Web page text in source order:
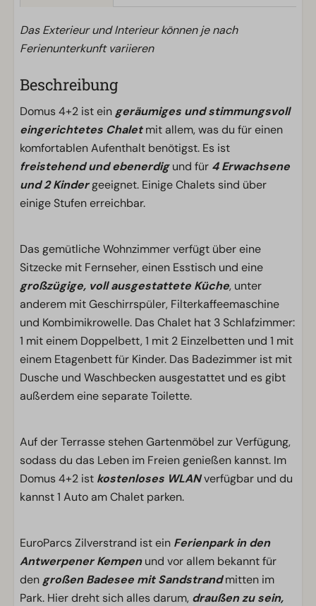
Das Exterieur und Interieur können je nach
Ferienunterkunft variieren
Beschreibung
Domus 4+2 ist ein geräumiges und stimmungsvoll
eingerichtetes Chaletmit allem, was du für einen
komfortablen Aufenthalt benötigst. Es ist
freistehend und ebenerdigund für 4 Erwachsene
und 2 Kindergeeignet. Einige Chalets sind über
einige Stufen erreichbar.
Das gemütliche Wohnzimmer verfügt über eine
Sitzecke mit Fernseher, einen Esstisch und eine
großzügige, voll ausgestattete Küche, unter
anderem mit Geschirrspüler, Filterkaffeemaschine
und Kombimikrowelle. Das Chalet hat 3 Schlafzimmer:
1 mit einem Doppelbett, 1 mit 2 Einzelbetten und 1 mit
einem Etagenbett für Kinder. Das Badezimmer ist mit
Dusche und Waschbecken ausgestattet und es gibt
außerdem eine separate Toilette.
Auf der Terrasse stehen Gartenmöbel zur Verfügung,
sodass du das Leben im Freien genießen kannst. Im
Domus 4+2 ist kostenloses WLANverfügbar und du
kannst 1 Auto am Chalet parken.
EuroParcs Zilverstrand ist ein Ferienpark in den
Antwerpener Kempenund vor allem bekannt für
den großen Badesee mit Sandstrandmitten im
Park. Hier dreht sich alles darum, draußen zu sein,